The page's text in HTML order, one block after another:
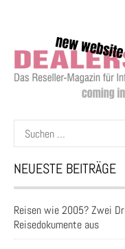
Suchen
nach:
NEUESTE BEITRÄGE
Reisen wie 2005? Zwei
Reisedokumente aus